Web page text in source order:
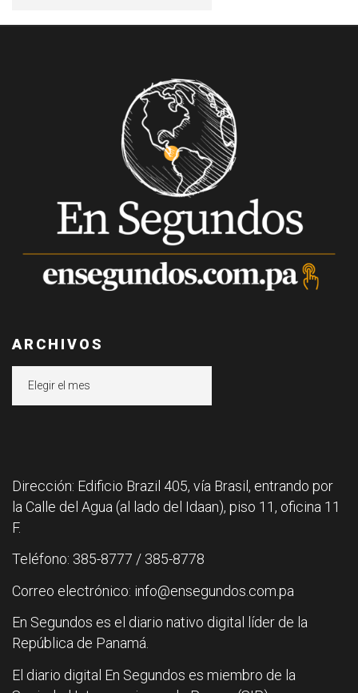
ARCHIVOS
Dirección: Edificio Brazil 405, vía Brasil, entrando por
la Calle del Agua (al lado del Idaan), piso 11, oficina 11
F.
Teléfono: 385-8777 / 385-8778
Correo electrónico: info@ensegundos.com.pa
En Segundos es el diario nativo digital líder de la
República de Panamá.
El diario digital En Segundos es miembro de la